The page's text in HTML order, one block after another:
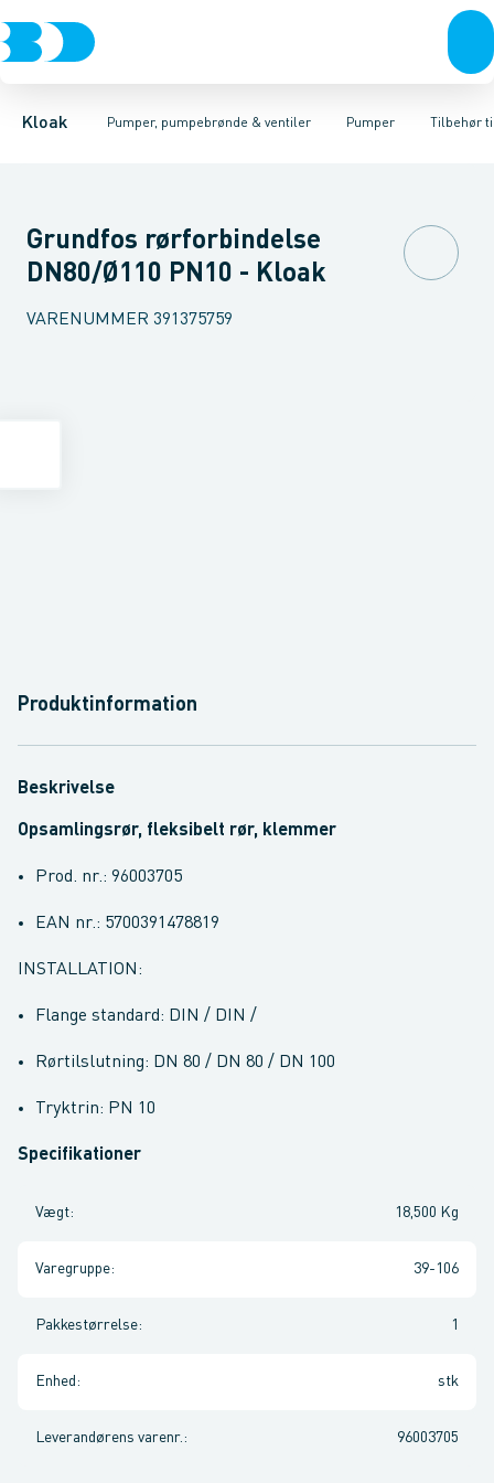
Kloak Pumper, pumpebrønde & ventiler
Rør & fittingsBrøndeBrøndgodsLinjeafvandingTanke,
Pumper
Pumpebrønde til gråt spildevandPumpebrønde til sortTilbehør
KælderpumperEntreprenør pumperPumper til sort
Grundfos rørforbindelse
DN80/Ø110 PN10 - Kloak
VARENUMMER 391375759
Produktinformation
Beskrivelse
Opsamlingsrør, fleksibelt rør, klemmer
Prod. nr.: 96003705
EAN nr.: 5700391478819
INSTALLATION:
Flange standard: DIN / DIN /
Rørtilslutning: DN 80 / DN 80 / DN 100
Tryktrin: PN 10
Specifikationer
Vægt: 18,500 Kg
Varegruppe: 39-106
Pakkestørrelse: 1
Enhed : stk
Leverandørens varenr. : 96003705